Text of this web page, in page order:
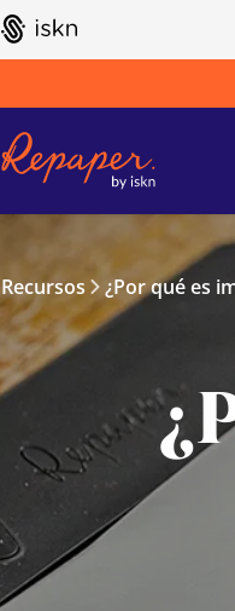
GO TO ISKN HOME
Recursos ¿Por qué es